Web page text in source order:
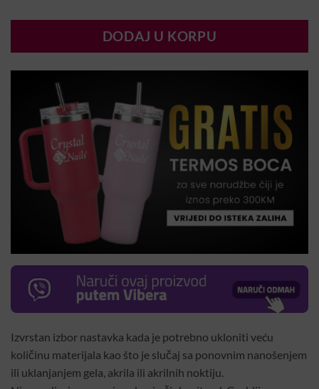
DODAJ U KORPU
Izvrstan izbor nastavka kada je potrebno ukloniti veću
količinu materijala kao što je slučaj sa ponovnim nanošenjem
ili uklanjanjem gela, akrila ili akrilnih noktiju.